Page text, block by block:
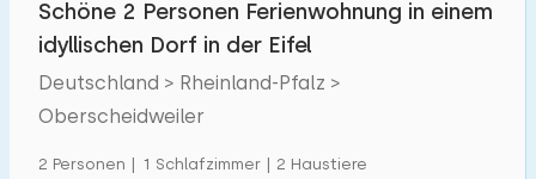
Einfamilienhaus
Ferienbauernhof
Villa
Ferienwohnung
Schöne 2 Personen Ferienwohnung in einem
idyllischen Dorf in der Eifel
Deutschland > Rheinland-Pfalz >
Oberscheidweiler
2 Personen | 1 Schlafzimmer | 2 Haustiere